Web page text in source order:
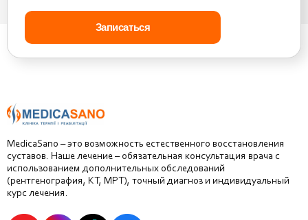
MedicaSano – это возможность естественного восстановления
суставов. Наше лечение – обязательная консультация врача с
использованием дополнительных обследований
(рентгенография, КТ, МРТ), точный диагноз и индивидуальный
курс лечения.